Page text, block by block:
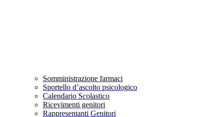
Somministrazione farmaci
Sportello d’ascolto psicologico
Calendario Scolastico
Ricevimenti genitori
Rappresentanti Genitori